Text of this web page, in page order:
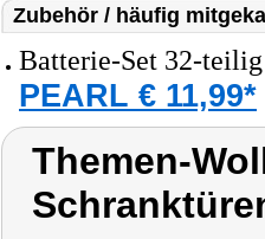
Zubehör / häufig
Batterie-Set 32-
PEARL € 11,99*
Themen-